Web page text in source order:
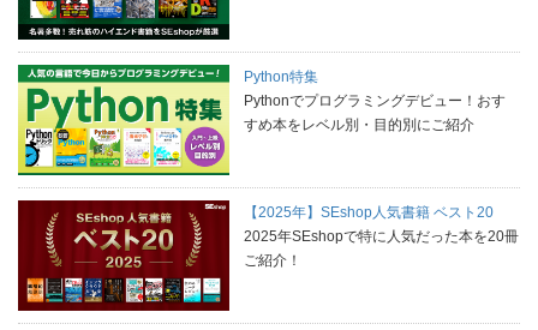
Python特集
Pythonでプログラミングデビュー！おす
すめ本をレベル別・目的別にご紹介
【2025年】SEshop人気書籍 ベスト20
2025年SEshopで特に人気だった本を20冊
ご紹介！